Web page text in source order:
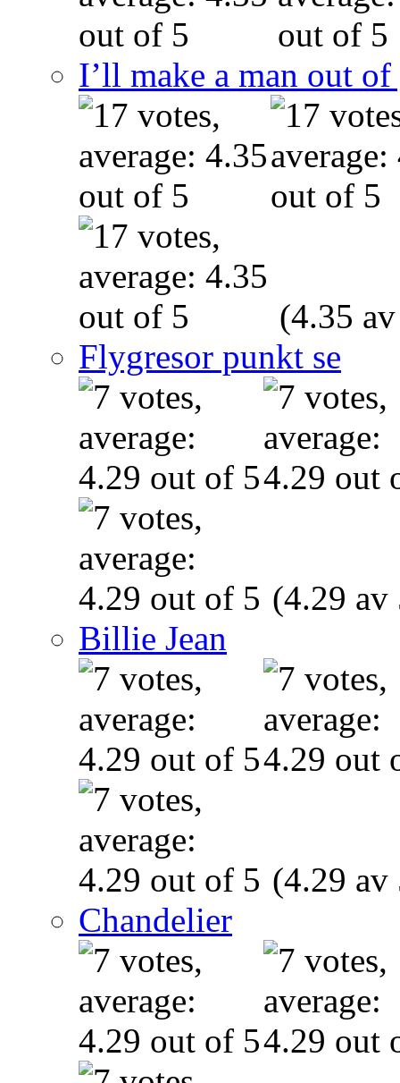
I’ll make a man out
(4.35
Flygresor punkt se
(4.29 av
Billie Jean
(4.29 av
Chandelier